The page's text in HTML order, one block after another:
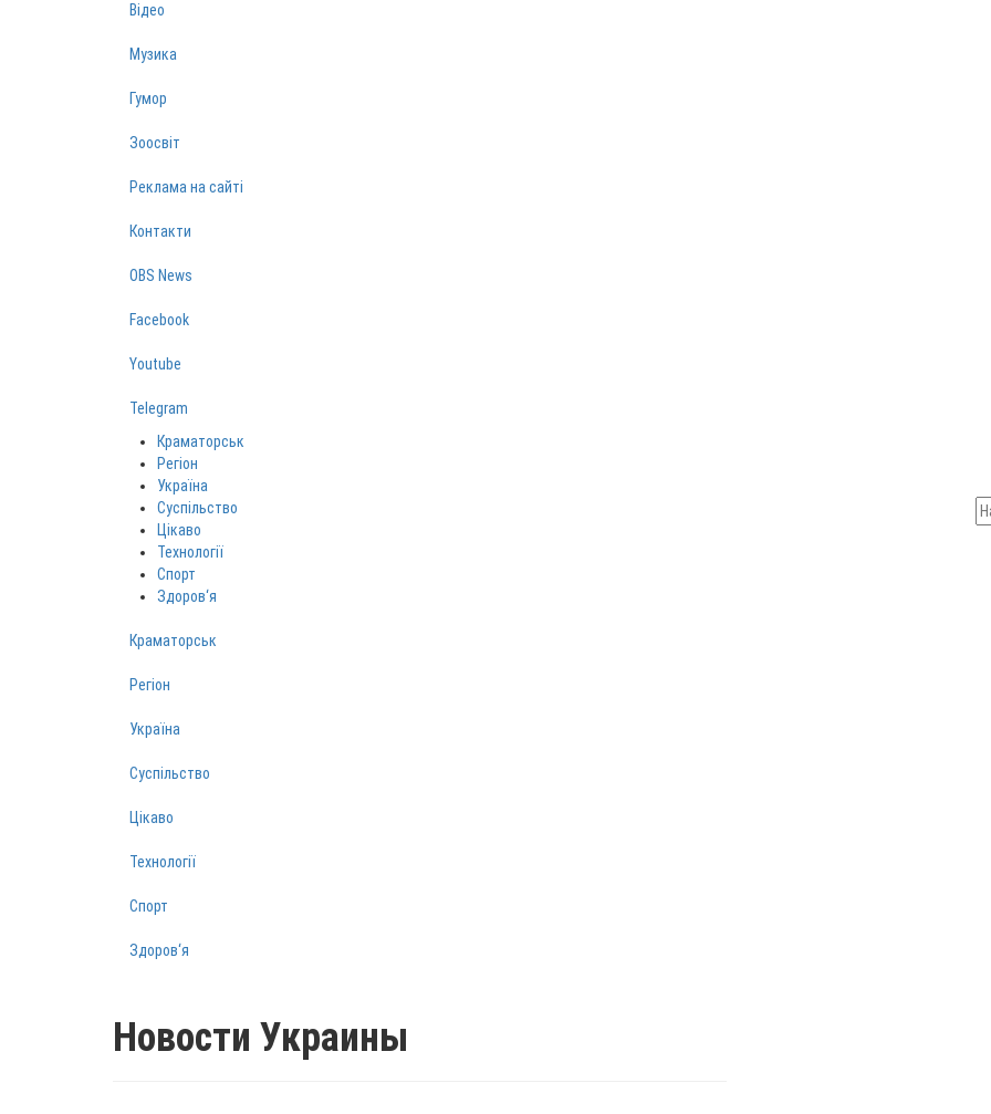
Відео
Музика
Гумор
Зоосвіт
Реклама на сайті
Контакти
OBS News
Facebook
Youtube
Telegram
Краматорськ
Регіон
Україна
Суспільство
Цікаво
Технології
Спорт
Здоров‘я
Краматорськ
Регіон
Україна
Суспільство
Цікаво
Технології
Спорт
Здоров‘я
Новости Украины